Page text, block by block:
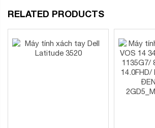
Laptop Dell Inspiron 15 3511 70270650
bàn phím Fullsize rộng rãi với khoảng
cho việc thao tác nhấn phím chuẩn xác
Độ nảy phím tốt, nhạy và êm ái thích
văn phòng và các tác vụ kế toán nhanh
RELATED PRODUCTS